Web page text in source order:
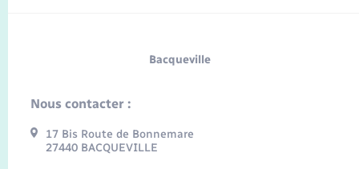
Bacqueville
Nous contacter :
17 Bis Route de Bonnemare
27440 BACQUEVILLE